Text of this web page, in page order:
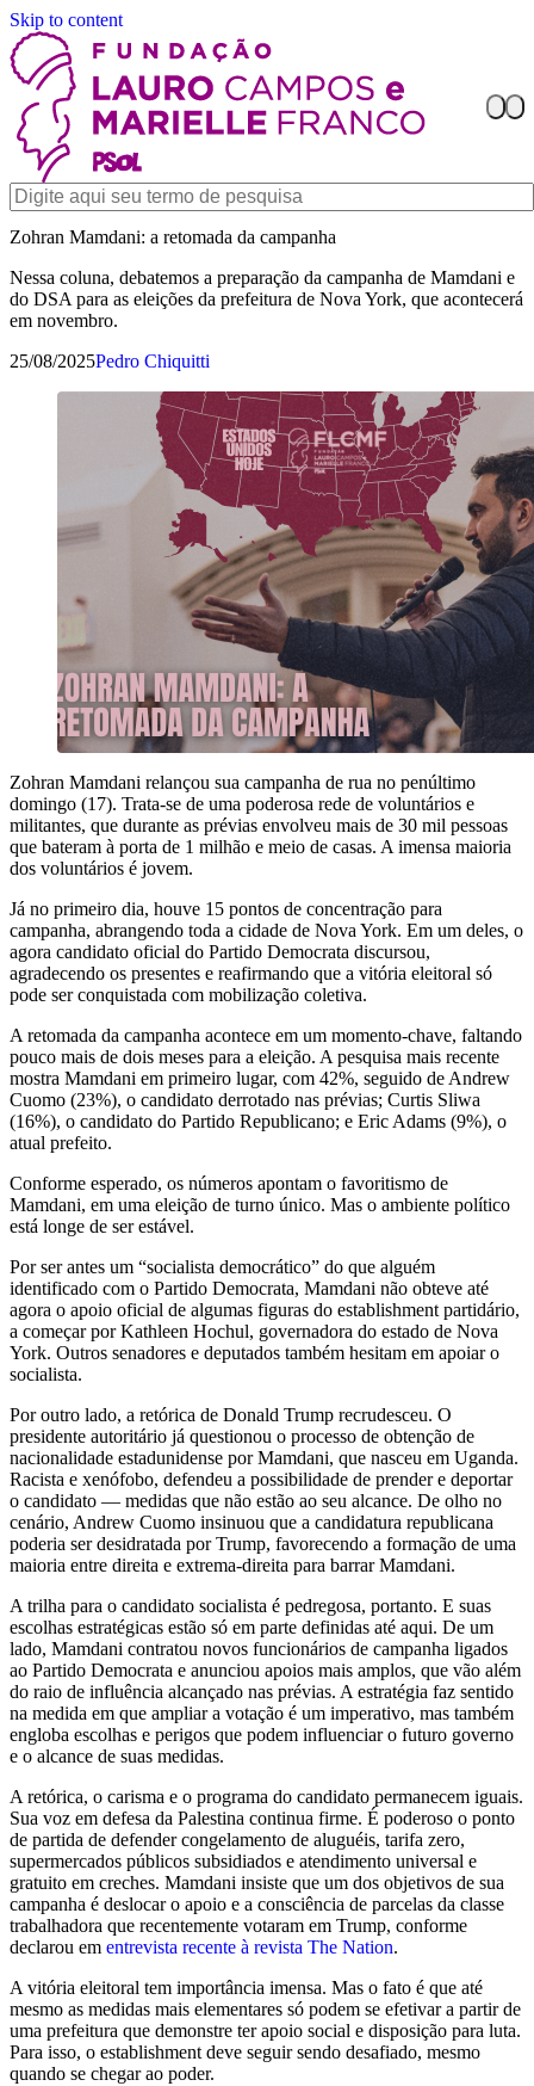
Skip to content
Zohran Mamdani: a retomada da campanha
Nessa coluna, debatemos a preparação da campanha de Mamdani e
do DSA para as eleições da prefeitura de Nova York, que acontecerá
em novembro.
25/08/2025Pedro Chiquitti
Zohran Mamdani relançou sua campanha de rua no penúltimo
domingo (17). Trata-se de uma poderosa rede de voluntários e
militantes, que durante as prévias envolveu mais de 30 mil pessoas
que bateram à porta de 1 milhão e meio de casas. A imensa maioria
dos voluntários é jovem.
Já no primeiro dia, houve 15 pontos de concentração para
campanha, abrangendo toda a cidade de Nova York. Em um deles, o
agora candidato oficial do Partido Democrata discursou,
agradecendo os presentes e reafirmando que a vitória eleitoral só
pode ser conquistada com mobilização coletiva.
A retomada da campanha acontece em um momento-chave, faltando
pouco mais de dois meses para a eleição. A pesquisa mais recente
mostra Mamdani em primeiro lugar, com 42%, seguido de Andrew
Cuomo (23%), o candidato derrotado nas prévias; Curtis Sliwa
(16%), o candidato do Partido Republicano; e Eric Adams (9%), o
atual prefeito.
Conforme esperado, os números apontam o favoritismo de
Mamdani, em uma eleição de turno único. Mas o ambiente político
está longe de ser estável.
Por ser antes um “socialista democrático” do que alguém
identificado com o Partido Democrata, Mamdani não obteve até
agora o apoio oficial de algumas figuras do establishment partidário,
a começar por Kathleen Hochul, governadora do estado de Nova
York. Outros senadores e deputados também hesitam em apoiar o
socialista.
Por outro lado, a retórica de Donald Trump recrudesceu. O
presidente autoritário já questionou o processo de obtenção de
nacionalidade estadunidense por Mamdani, que nasceu em Uganda.
Racista e xenófobo, defendeu a possibilidade de prender e deportar
o candidato — medidas que não estão ao seu alcance. De olho no
cenário, Andrew Cuomo insinuou que a candidatura republicana
poderia ser desidratada por Trump, favorecendo a formação de uma
maioria entre direita e extrema-direita para barrar Mamdani.
A trilha para o candidato socialista é pedregosa, portanto. E suas
escolhas estratégicas estão só em parte definidas até aqui. De um
lado, Mamdani contratou novos funcionários de campanha ligados
ao Partido Democrata e anunciou apoios mais amplos, que vão além
do raio de influência alcançado nas prévias. A estratégia faz sentido
na medida em que ampliar a votação é um imperativo, mas também
engloba escolhas e perigos que podem influenciar o futuro governo
e o alcance de suas medidas.
A retórica, o carisma e o programa do candidato permanecem iguais.
Sua voz em defesa da Palestina continua firme. É poderoso o ponto
de partida de defender congelamento de aluguéis, tarifa zero,
supermercados públicos subsidiados e atendimento universal e
gratuito em creches. Mamdani insiste que um dos objetivos de sua
campanha é deslocar o apoio e a consciência de parcelas da classe
trabalhadora que recentemente votaram em Trump, conforme
declarou em entrevista recente à revista The Nation.
A vitória eleitoral tem importância imensa. Mas o fato é que até
mesmo as medidas mais elementares só podem se efetivar a partir de
uma prefeitura que demonstre ter apoio social e disposição para luta.
Para isso, o establishment deve seguir sendo desafiado, mesmo
quando se chegar ao poder.